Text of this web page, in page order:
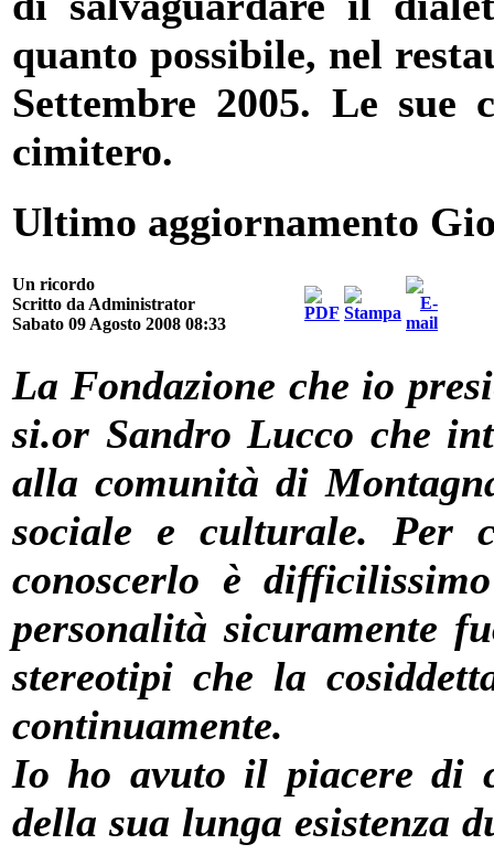
quanto possibile, nel
Settembre 2005. Le sue
cimitero.
Ultimo aggiornamento
Un ricordo
Scritto da Administrator
Sabato 09 Agosto 2008 08:33
La Fondazione che io
si.or Sandro Lucco che
alla comunità di
sociale e culturale.
conoscerlo è
personalità sicuramente
stereotipi che la
continuamente.
Io ho avuto il piacere di
della sua lunga esistenza